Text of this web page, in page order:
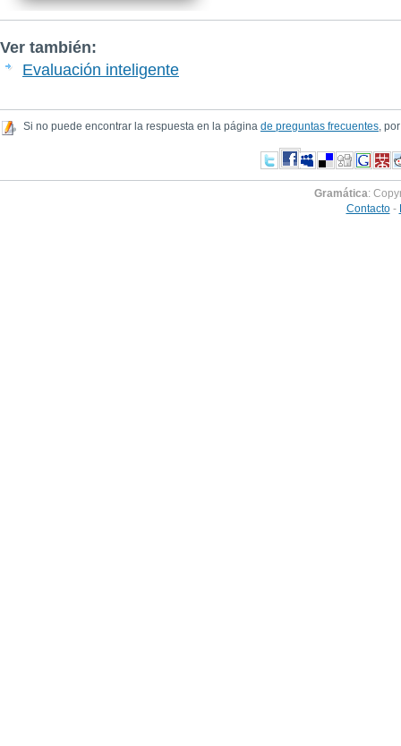
Ver también:
Evaluación inteligente
Si no puede encontrar la respuesta en la página de preguntas frecuentes,
Gramática:
Contacto-